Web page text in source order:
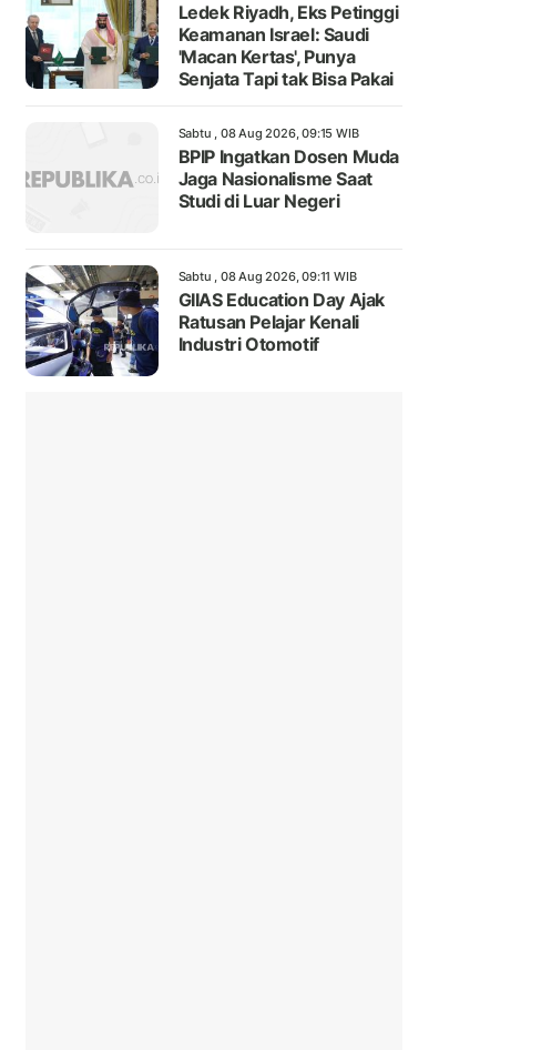
Ledek Riyadh, Eks Petinggi
Keamanan Israel: Saudi
'Macan Kertas', Punya
Senjata Tapi tak Bisa Pakai
Sabtu , 08 Aug 2026, 09:15 WIB
BPIP Ingatkan Dosen Muda
Jaga Nasionalisme Saat
Studi di Luar Negeri
Sabtu , 08 Aug 2026, 09:11 WIB
GIIAS Education Day Ajak
Ratusan Pelajar Kenali
Industri Otomotif